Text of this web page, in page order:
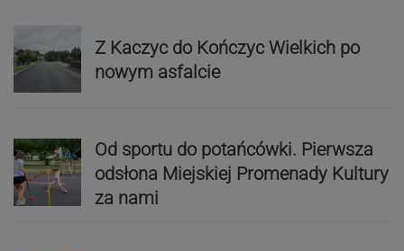
Z Kaczyc do Kończyc Wielkich po
nowym asfalcie
Od sportu do potańcówki. Pierwsza
odsłona Miejskiej Promenady Kultury
za nami